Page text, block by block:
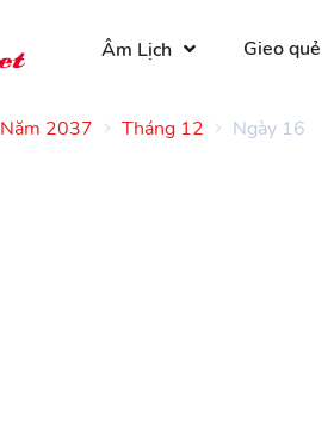
Âm Lịch Gieo quẻ
Năm 2037 Tháng 12 Ngày 16